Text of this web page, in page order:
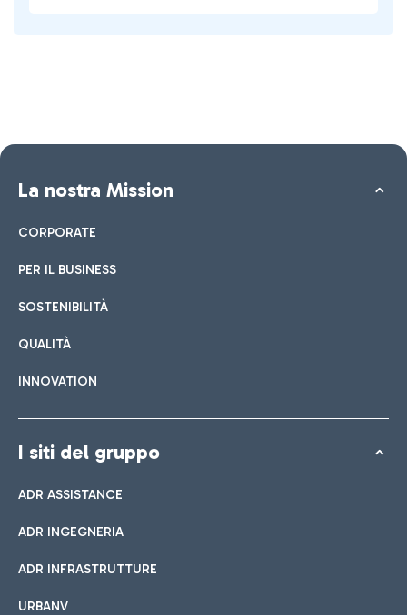
La nostra Mission
CORPORATE
PER IL BUSINESS
SOSTENIBILITÀ
QUALITÀ
INNOVATION
I siti del gruppo
ADR ASSISTANCE
ADR INGEGNERIA
ADR INFRASTRUTTURE
URBANV